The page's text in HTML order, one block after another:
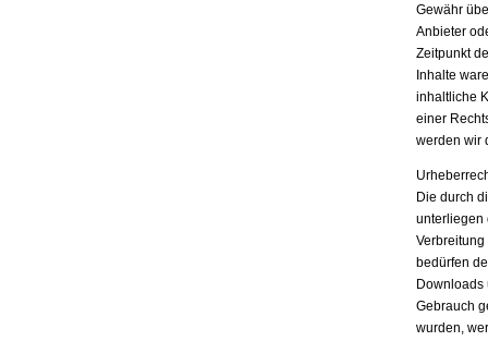
Gewähr
Anbieter
Zeitpunkt
Inhalte
inhaltliche
einer
werden wir
Die durch
unterliegen
bedürfen
Downloads
Gebrauch
wurden,